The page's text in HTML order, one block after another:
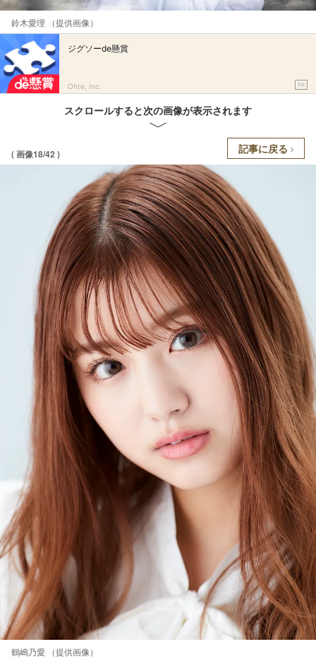
鈴木愛理 （提供画像）
ジグソーde懸賞
Ohte, Inc. PR
スクロールすると次の画像が表示されます
( 画像18/42 ) 記事に戻る
鶴嶋乃愛 （提供画像）